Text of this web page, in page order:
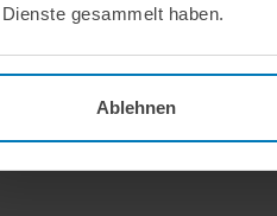
gesammelt haben.
Ablehnen